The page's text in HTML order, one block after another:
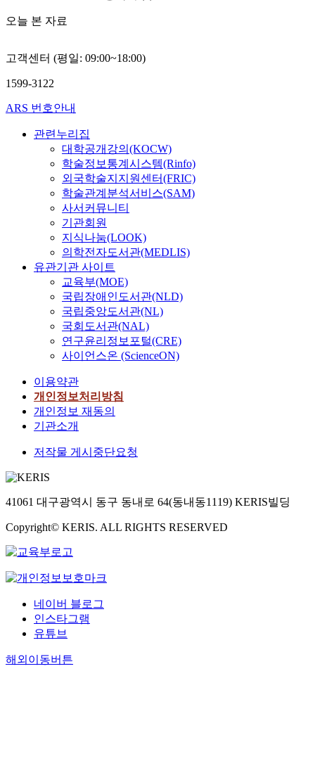
오늘 본 자료
고객센터 (평일: 09:00~18:00)
1599-3122
ARS 번호안내
관련누리집
대학공개강의(KOCW)
학술정보통계시스템(Rinfo)
외국학술지지원센터(FRIC)
학술관계분석서비스(SAM)
사서커뮤니티
기관회원
지식나눔(LOOK)
의학전자도서관(MEDLIS)
유관기관 사이트
교육부(MOE)
국립장애인도서관(NLD)
국립중앙도서관(NL)
국회도서관(NAL)
연구윤리정보포털(CRE)
사이언스온 (ScienceON)
이용약관
개인정보처리방침
개인정보 재동의
기관소개
저작물 게시중단요청
41061 대구광역시 동구 동내로 64(동내동1119) KERIS빌딩
Copyright© KERIS. ALL RIGHTS RESERVED
네이버 블로그
인스타그램
유튜브
해외이동버튼